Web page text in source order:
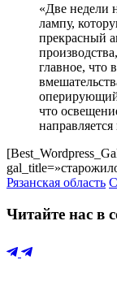
«Две недели
лампу,
прекрасный
главное, что
что
Рязанская область
Читайте нас в